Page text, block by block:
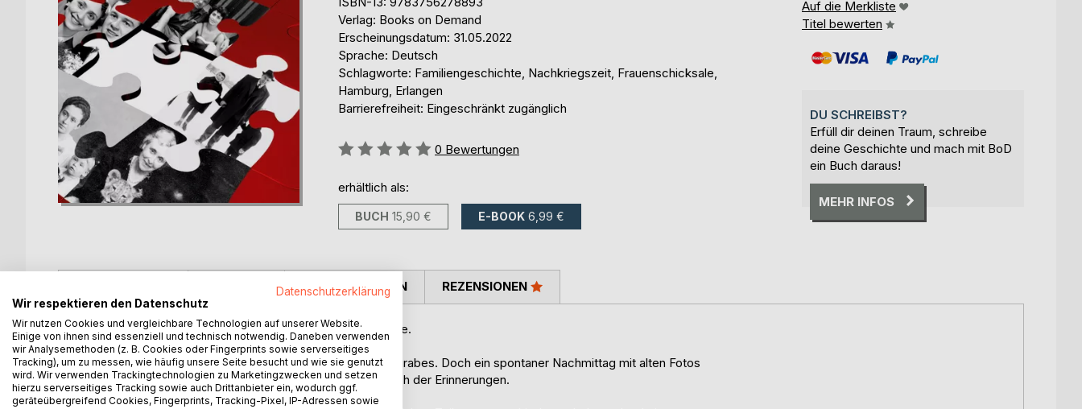
Verlag: Books on Demand
Erscheinungsdatum: 31.05.2022
Sprache: Deutsch
Schlagworte: Familiengeschichte, Nachkriegszeit, Frauenschicksale,
Hamburg, Erlangen
Barrierefreiheit: Eingeschränkt zugänglich
Bewertung::
0 Bewertungen
erhältlich als:
BUCH 15,90 € E-BOOK 6,99 €
Auf die Merkliste
Titel bewerten
DU SCHREIBST?
Erfüll dir deinen Traum, schreibe
deine Geschichte und mach mit BoD
ein Buch daraus!
MEHR INFOS
Emotionale Achterbahnfahrt durch eine Familiengeschichte.
Am Anfang geht es nur um den Fortbestand des Familiengrabes. Doch ein spontaner Nachmittag mit alten Fotos
lockt die Geschwister Ruth und Richard tief hinein ins Reich der Erinnerungen.
PRESSESTIMMEN REZENSIONEN
Datenschutzerklärung
Wir respektieren den Datenschutz
Wir nutzen Cookies und vergleichbare Technologien auf unserer Website.
Einige von ihnen sind essenziell und technisch notwendig. Daneben verwenden
wir Analysemethoden (z. B. Cookies oder Fingerprints sowie serverseitiges
Tracking), um zu messen, wie häufig unsere Seite besucht und wie sie genutzt
wird. Wir verwenden Trackingtechnologien zu Marketingzwecken und setzen
hierzu serverseitiges Tracking sowie auch Drittanbieter ein, wodurch ggf.
geräteübergreifend Cookies, Fingerprints, Tracking-Pixel, IP-Adressen sowie